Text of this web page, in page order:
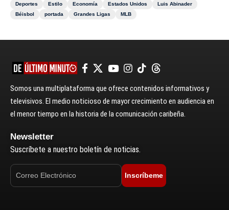
Deportes
Estilo Economía Estados Unidos
Luis Abinader
Béisbol
portada Grandes Ligas MLB
Somos una multiplataforma que ofrece contenidos informativos y
televisivos. El medio noticioso de mayor crecimiento en audiencia en
el menor tiempo en la historia de la comunicación caribeña.
Newsletter
Suscríbete a nuestro boletín de noticias.
Inscríbeme